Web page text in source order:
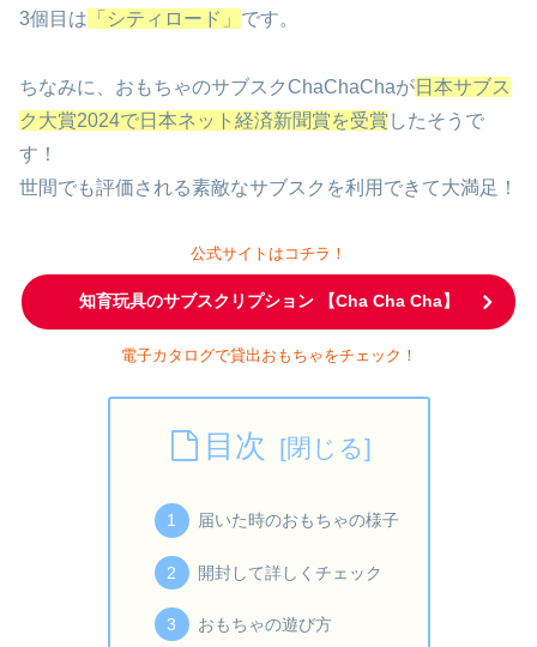
3個目は 「シティロード」 です。
ちなみに、おもちゃのサブスクChaChaChaが日本サブス
ク大賞2024で日本ネット経済新聞賞を受賞 したそうで
す！
世間でも評価される素敵なサブスクを利用できて大満足！
公式サイトはコチラ！
知育玩具のサブスクリプション 【Cha Cha Cha】
電子カタログで貸出おもちゃをチェック！
目次
届いた時のおもちゃの様子
開封して詳しくチェック
おもちゃの遊び方